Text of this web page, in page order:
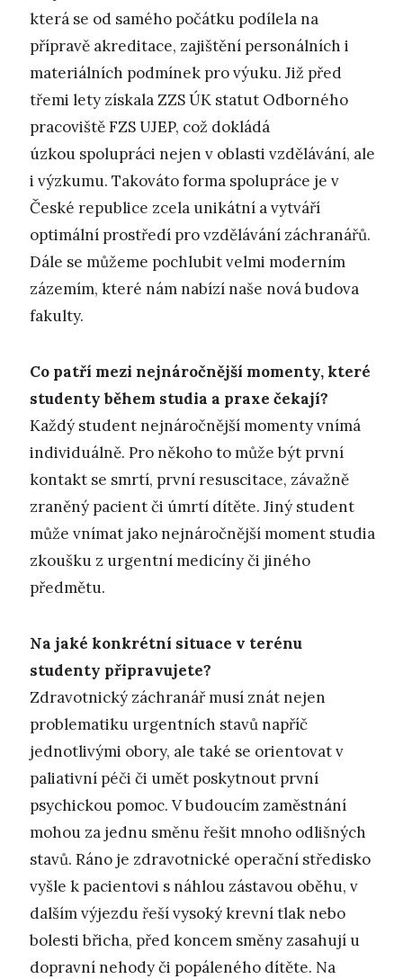
která se od samého počátku podílela na
přípravě akreditace, zajištění personálních i
materiálních podmínek pro výuku. Již před
třemi lety získala ZZS ÚK statut Odborného
pracoviště FZS UJEP, což dokládá
úzkou spolupráci nejen v oblasti vzdělávání, ale
i výzkumu. Takováto forma spolupráce je v
České republice zcela unikátní a vytváří
optimální prostředí pro vzdělávání záchranářů.
Dále se můžeme pochlubit velmi moderním
zázemím, které nám nabízí naše nová budova
fakulty.
Co patří mezi nejnáročnější momenty, které
studenty během studia a praxe čekají?
Každý student nejnáročnější momenty vnímá
individuálně. Pro někoho to může být první
kontakt se smrtí, první resuscitace, závažně
zraněný pacient či úmrtí dítěte. Jiný student
může vnímat jako nejnáročnější moment studia
zkoušku z urgentní medicíny či jiného
předmětu.
Na jaké konkrétní situace v terénu
studenty připravujete?
Zdravotnický záchranář musí znát nejen
problematiku urgentních stavů napříč
jednotlivými obory, ale také se orientovat v
paliativní péči či umět poskytnout první
psychickou pomoc. V budoucím zaměstnání
mohou za jednu směnu řešit mnoho odlišných
stavů. Ráno je zdravotnické operační středisko
vyšle k pacientovi s náhlou zástavou oběhu, v
dalším výjezdu řeší vysoký krevní tlak nebo
bolesti břicha, před koncem směny zasahují u
dopravní nehody či popáleného dítěte. Na